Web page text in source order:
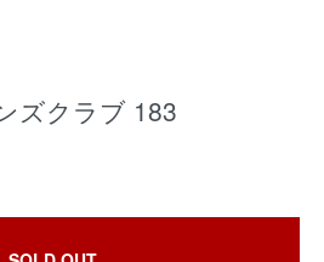
ズクラブ 183